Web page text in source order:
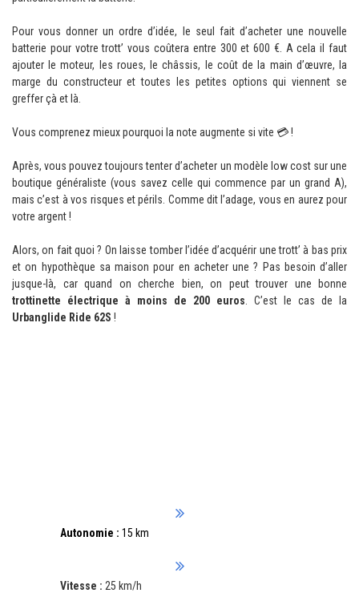
Pour vous donner un ordre d’idée, le seul fait d’acheter une nouvelle
batterie pour votre trott’ vous coûtera entre 300 et 600 €. A cela il faut
ajouter le moteur, les roues, le châssis, le coût de la main d’œuvre, la
marge du constructeur et toutes les petites options qui viennent se
greffer çà et là.
Vous comprenez mieux pourquoi la note augmente si vite 💳 !
Après, vous pouvez toujours tenter d’acheter un modèle low cost sur une
boutique généraliste (vous savez celle qui commence par un grand A),
mais c’est à vos risques et périls. Comme dit l’adage, vous en aurez pour
votre argent !
Alors, on fait quoi ? On laisse tomber l’idée d’acquérir une trott’ à bas prix
et on hypothèque sa maison pour en acheter une ? Pas besoin d’aller
jusque-là, car quand on cherche bien, on peut trouver une bonne
trottinette électrique à moins de 200 euros . C’est le cas de la
Urbanglide Ride 62S !
Autonomie : 15 km
Vitesse : 25 km/h